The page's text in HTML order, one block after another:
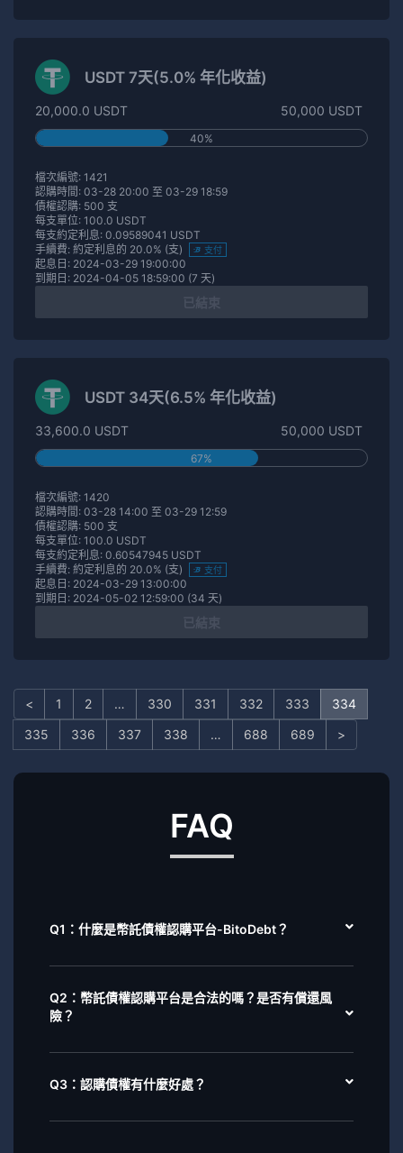
USDT 7天(5.0% 年化收益)
20,000.0 USDT 50,000 USDT
40%
檔次編號: 1421
認購時間: 03-28 20:00 至 03-29 18:59
債權認購: 500 支
每支單位: 100.0 USDT
每支約定利息: 0.09589041 USDT
手續費: 約定利息的 20.0% (支)
支付
起息日: 2024-03-29 19:00:00
到期日: 2024-04-05 18:59:00 (7 天)
USDT 34天(6.5% 年化收益)
33,600.0 USDT 50,000 USDT
67%
檔次編號: 1420
認購時間: 03-28 14:00 至 03-29 12:59
債權認購: 500 支
每支單位: 100.0 USDT
每支約定利息: 0.60547945 USDT
手續費: 約定利息的 20.0% (支)
支付
起息日: 2024-03-29 13:00:00
到期日: 2024-05-02 12:59:00 (34 天)
< 1 2 … 330 331 332 333
334
335
336 337 338 … 688 689 >
FAQ
Q1：什麼是幣託債權認購平台-BitoDebt？
Q2：幣託債權認購平台是合法的嗎？是否有償還風
險？
Q3：認購債權有什麼好處？